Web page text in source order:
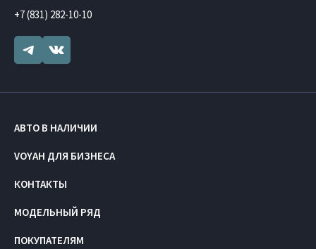
+7 (831) 282-10-10
АВТО В НАЛИЧИИ
VOYAH ДЛЯ БИЗНЕСА
КОНТАКТЫ
МОДЕЛЬНЫЙ РЯД
ПОКУПАТЕЛЯМ